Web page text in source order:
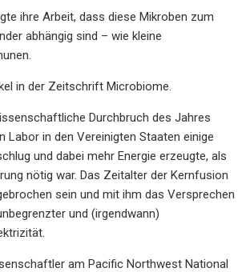
ihre Arbeit, dass diese Mikroben zum
abhängig sind – wie kleine
in der Zeitschrift Microbiome.
Durchbruch des Jahres
Labor in den Vereinigten Staaten einige
und dabei mehr Energie erzeugte, als
nötig war. Das Zeitalter der Kernfusion
sein und mit ihm das Versprechen
und (irgendwann)
am Pacific Northwest National